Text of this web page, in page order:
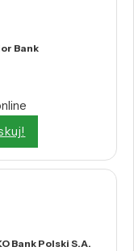
Bank
Bank Polski S.A.